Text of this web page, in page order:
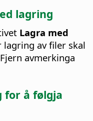
lagring
Lagra med
av filer skal
avmerkinga
for å følgja